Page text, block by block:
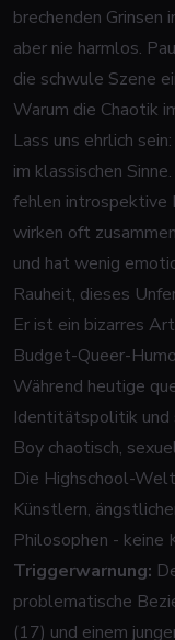
brechenden Grinsen
aber nie harmlos.
die schwule Szene
Warum die Chaotik
Lass uns ehrlich sein:
im klassischen
fehlen introspektive
wirken oft
und hat wenig
Rauheit, dieses
Er ist ein bizarres
Budget-Queer-
Während heutige
Identitätspolitik und
Boy chaotisch,
Die Highschool-
Künstlern,
Philosophen - keine
Triggerwarnung:
problematische
(17) und einem